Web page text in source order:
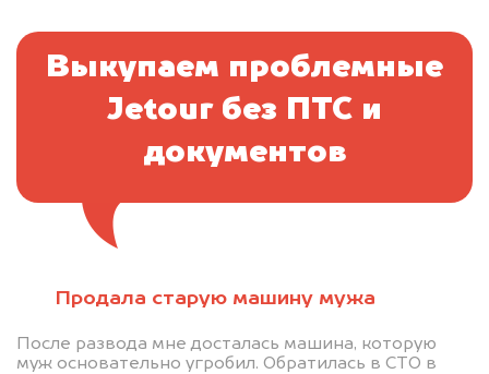
Продала старую машину мужа
После развода мне досталась машина, которую
муж основательно угробил. Обратилась в СТО в
Выкупаем проблемные
Jetour без ПТС и
документов
минуту эксперт-оценщик назовёт сумму.
1. Сфотографируйте машину: